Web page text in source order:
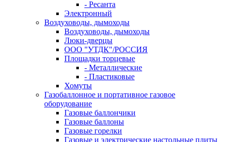
- Ресанта
Электронный
Воздуховоды, дымоходы
Воздуховоды, дымоходы
Люки-дверцы
ООО "УТДК"/РОССИЯ
Площадки торцевые
- Металлические
- Пластиковые
Хомуты
Газобаллонное и портативное газовое
оборудование
Газовые баллончики
Газовые баллоны
Газовые горелки
Газовые и электрические настольные плиты